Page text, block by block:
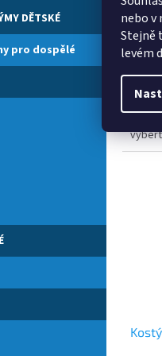
nebo v
Stejně
levém
DĚTSKÉ
pro dospělé
2
cb.cz.